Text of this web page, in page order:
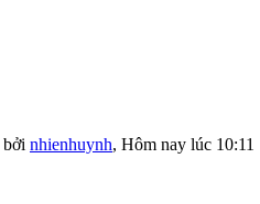
bởi nhienhuynh, Hôm nay lúc 10:11